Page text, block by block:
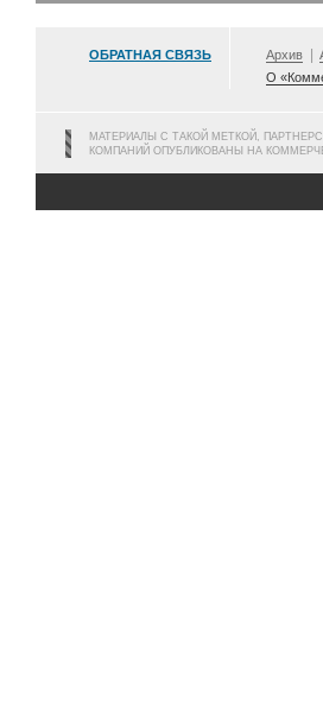
ОБРАТНАЯ СВЯЗЬ Архив
О
МАТЕРИАЛЫ С ТАКОЙ МЕТКОЙ,
КОМПАНИЙ ОПУБЛИКОВАНЫ НА